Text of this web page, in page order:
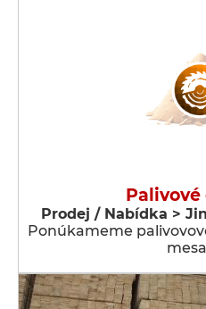
Palivové
Prodej / Nabídka >
Ponúkameme